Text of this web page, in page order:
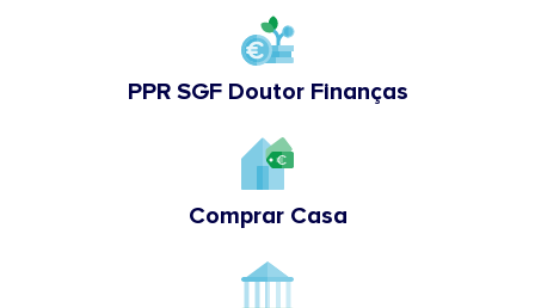
PPR SGF Doutor Finanças
Comprar Casa